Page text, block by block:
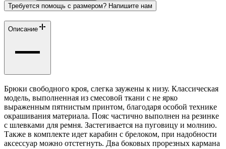
Требуется помощь с размером? Напишите нам
Описание
Брюки свободного кроя, слегка заужены к низу. Классическая
модель, выполненная из смесовой ткани с не ярко
выраженным пятнистым принтом, благодаря особой технике
окрашивания материала. Пояс частично выполнен на резинке
с шлевками для ремня. Застегивается на пуговицу и молнию.
Также в комплекте идет карабин с брелоком, при надобности
аксессуар можно отстегнуть. Два боковых прорезных кармана